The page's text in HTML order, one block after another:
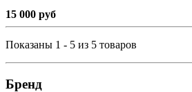
15 000 руб
Показаны 1 - 5 из 5 товаров
Бренд